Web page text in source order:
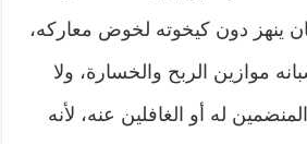
ينهز دون كيخوته لخوض معاركه،
موازين الربح والخسارة، ولا
له أو الغافلين عنه، لأنه